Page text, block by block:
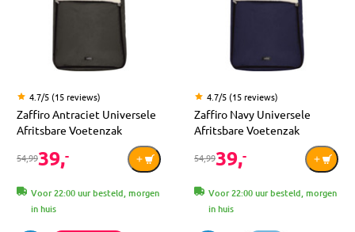
4.7/5 (15 reviews)
Zaffiro Antraciet Universele
Afritsbare Voetenzak
54,9939,-
Voor 22:00 uur besteld, morgen
in huis
4.7/5 (15 reviews)
Zaffiro Navy Universele
Afritsbare Voetenzak
54,9939,-
Voor 22:00 uur besteld, morgen
in huis